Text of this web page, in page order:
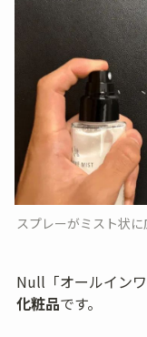
スプレーがミスト状に
Null「オールインワ
化粧品です。